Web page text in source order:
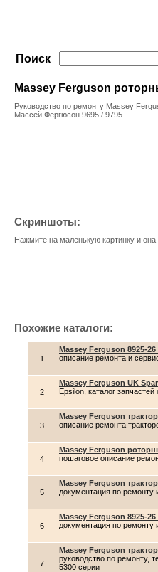
Поиск
Massey Ferguson
Руководство по ремонту Massey
Массей Фергюсон 9695 / 9795.
Скриншоты:
Нажмите на маленькую картинку и она
Похожие каталоги:
1
Massey Ferguson 8925-
описание ремонта и
2
Massey Ferguson UK
Epsilon, каталог
3
Massey Ferguson
описание ремонта
4
Massey Ferguson
пошаговое описание
5
Massey Ferguson
документация по ремонту
6
Massey Ferguson 8925-
документация по
7
Massey Ferguson
руководство по ремонту,
5300 серии